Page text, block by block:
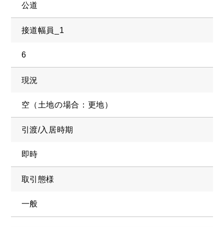
公道
接道幅員_1
6
現況
空（土地の場合：更地）
引渡/入居時期
即時
取引態様
一般